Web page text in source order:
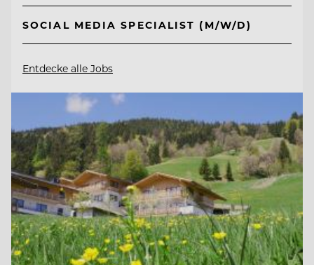
SOCIAL MEDIA SPECIALIST (M/W/D)
Entdecke alle Jobs